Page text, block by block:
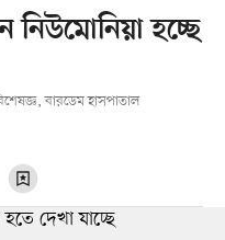
হচ্ছে
বারডেম হাসপাতাল